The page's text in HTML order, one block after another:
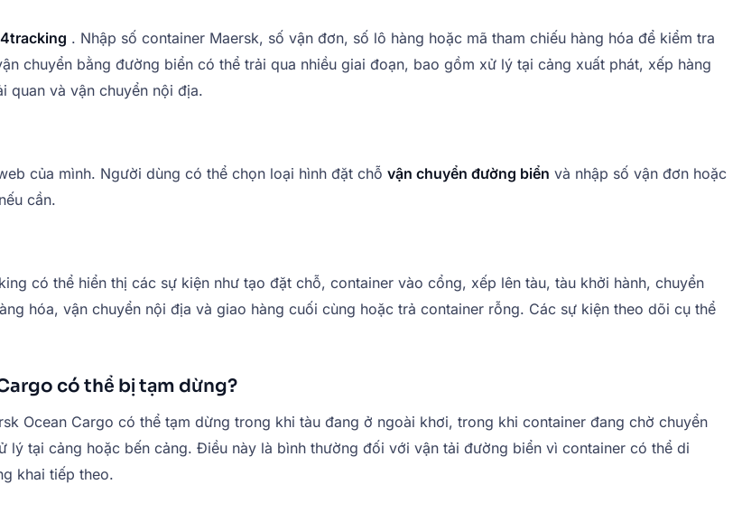
4tracking . Nhập số container Maersk, số vận đơn, số lô hàng hoặc mã tham chiếu hàng hóa để kiểm tra
chuyển bằng đường biển có thể trải qua nhiều giai đoạn, bao gồm xử lý tại cảng xuất phát, xếp hàng
quan và vận chuyển nội địa.
của mình. Người dùng có thể chọn loại hình đặt chỗ vận chuyển đường biển và nhập số vận đơn hoặc
cần.
có thể hiển thị các sự kiện như tạo đặt chỗ, container vào cổng, xếp lên tàu, tàu khởi hành, chuyển
hóa, vận chuyển nội địa và giao hàng cuối cùng hoặc trả container rỗng. Các sự kiện theo dõi cụ thể
có thể bị tạm dừng?
Ocean Cargo có thể tạm dừng trong khi tàu đang ở ngoài khơi, trong khi container đang chờ chuyển
tại cảng hoặc bến cảng. Điều này là bình thường đối với vận tải đường biển vì container có thể di
khai tiếp theo.